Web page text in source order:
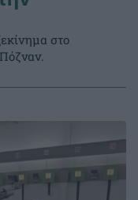
στο